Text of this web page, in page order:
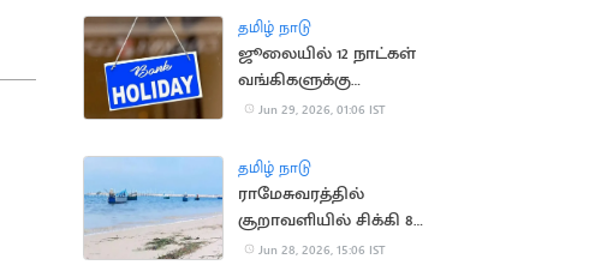
தமிழ் நாடு
ஜூலையில் 12 நாட்கள்
வங்கிகளுக்கு
விடுமுறை
Jun 29, 2026, 01:06 IST
தமிழ் நாடு
ராமேசுவரத்தில்
சூறாவளியில் சிக்கி 8
மீனவர்கள் தத்தளிப்பு
Jun 28, 2026, 15:06 IST